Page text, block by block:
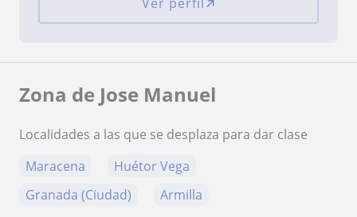
Zona de Jose Manuel
Localidades a las que se desplaza para dar clase
Maracena
Huétor Vega
Granada (Ciudad)
Armilla